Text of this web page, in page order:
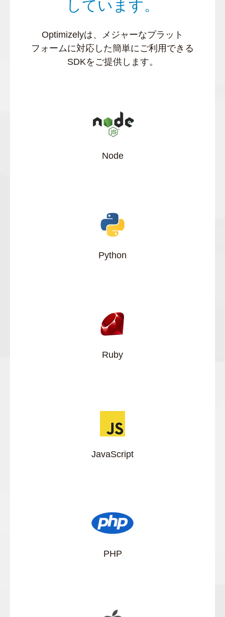
しています。
Optimizelyは、メジャーなプラット
フォームに対応した簡単にご利用できる
SDKをご提供します。
Node
Python
Ruby
JavaScript
PHP